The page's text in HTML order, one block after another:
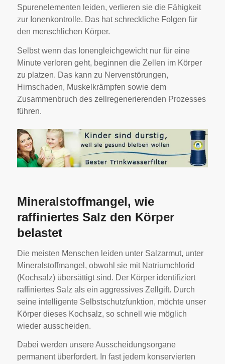
Spurenelementen leiden, verlieren sie die Fähigkeit
zur Ionenkontrolle. Das hat schreckliche Folgen für
den menschlichen Körper.
Selbst wenn das Ionengleichgewicht nur für eine
Minute verloren geht, beginnen die Zellen im Körper
zu platzen. Das kann zu Nervenstörungen,
Hirnschaden, Muskelkrämpfen sowie dem
Zusammenbruch des zellregenerierenden Prozesses
führen.
Mineralstoffmangel, wie
raffiniertes Salz den Körper
belastet
Die meisten Menschen leiden unter Salzarmut, unter
Mineralstoffmangel, obwohl sie mit Natriumchlorid
(Kochsalz) übersättigt sind. Der Körper identifiziert
raffiniertes Salz als ein aggressives Zellgift. Durch
seine intelligente Selbstschutzfunktion, möchte unser
Körper dieses Kochsalz, so schnell wie möglich
wieder ausscheiden.
Dabei werden unsere Ausscheidungsorgane
permanent überfordert. In fast jedem konservierten